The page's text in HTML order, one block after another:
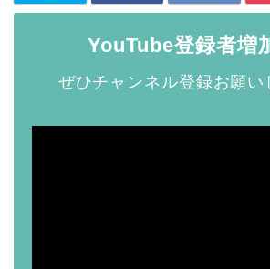
YouTube登録者増
ぜひチャンネル登録お願